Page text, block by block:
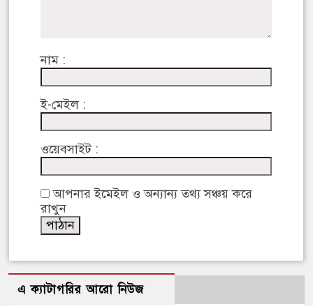
নাম :
ই-মেইল :
ওয়েবসাইট :
আপনার ইমেইল ও অন্যান্য তথ্য সঞ্চয় করে
রাখুন
এ ক্যাটাগরির আরো নিউজ